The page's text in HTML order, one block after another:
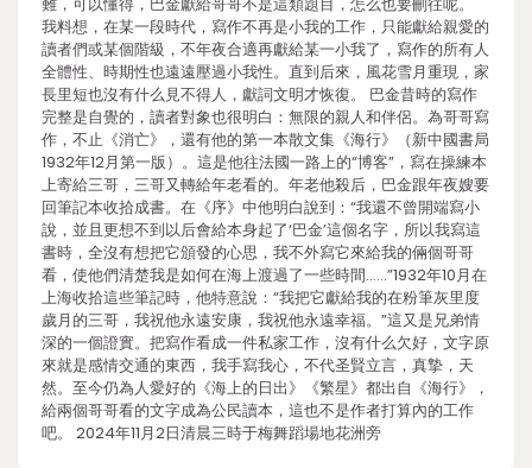
我料想，在某一段時代，寫作不再是小我的工作，只能獻給親愛的
讀者們或某個階級，不年夜合適再獻給某一小我了，寫作的所有人
全體性、時期性也遠遠壓過小我性。直到后來，風花雪月重現，家
長里短也沒有什么見不得人，獻詞文明才恢復。 巴金昔時的寫作
完整是自覺的，讀者對象也很明白：無限的親人和伴侶。為哥哥寫
作，不止《消亡》，還有他的第一本散文集《海行》（新中國書局
1932年12月第一版）。這是他往法國一路上的“博客”，寫在操練本
上寄給三哥，三哥又轉給年老看的。年老他殺后，巴金跟年夜嫂要
回筆記本收拾成書。在《序》中他明白說到：“我還不曾開端寫小
說，並且更想不到以后會給本身起了‘巴金’這個名字，所以我寫這
書時，全沒有想把它頒發的心思，我不外寫它來給我的倆個哥哥
看，使他們清楚我是如何在海上渡過了一些時間……”1932年10月在
上海收拾這些筆記時，他特意說：“我把它獻給我的在粉筆灰里度
歲月的三哥，我祝他永遠安康，我祝他永遠幸福。”這又是兄弟情
深的一個證實。把寫作看成一件私家工作，沒有什么欠好，文字原
來就是感情交通的東西，我手寫我心，不代圣賢立言，真摯，天
然。至今仍為人愛好的《海上的日出》《繁星》都出自《海行》，
給兩個哥哥看的文字成為公民讀本，這也不是作者打算內的工作
吧。 2024年11月2日清晨三時于梅舞蹈場地花洲旁